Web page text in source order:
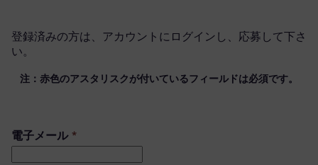
登録済みの方は、 アカウントにログイン し、応募して下さ
い。
注：赤色のアスタリスクが付いているフィールドは必須です。
電子メール*